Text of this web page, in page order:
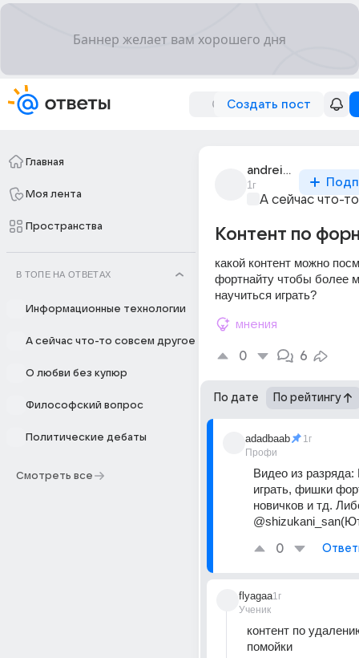
Создать пост
Главная
Моя лента
Пространства
В ТОПЕ НА ОТВЕТАХ
Информационные технологии
А сейчас что-то совсем другое
О любви без купюр
Философский вопрос
Политические дебаты
Смотреть все
andrei_olkov_67
1г
А сейчас что-
Контент по
какой контент можно
фортнайту чтобы более
научиться играть?
мнения
0 6
По дате По рейтингу
adadbaab
Профи
1г
Видео из разряда:
играть, фишки
новичков и тд.
0
flyagaa
Ученик
1г
контент по
помойки